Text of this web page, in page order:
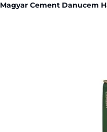
Magyar Cement Danucem